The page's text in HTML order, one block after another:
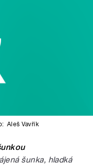
Aleš Vavřík
šunka, hladká